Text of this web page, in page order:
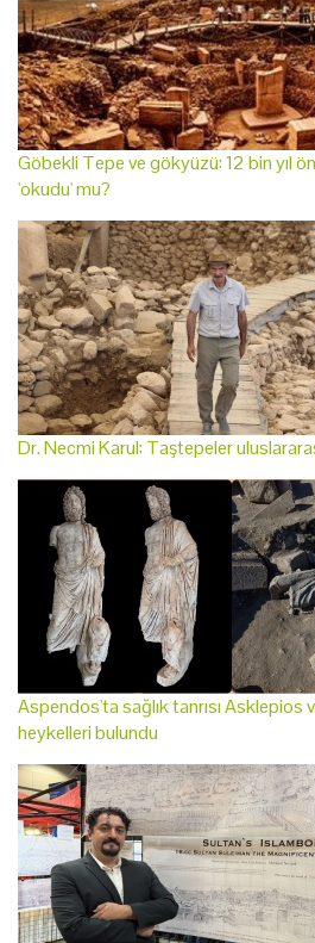
Göbekli Tepe ve gökyüzü: 12 bin yıl
'okudu' mu?
Dr. Necmi Karul: Taştepeler
Aspendos'ta sağlık tanrısı
heykelleri bulundu